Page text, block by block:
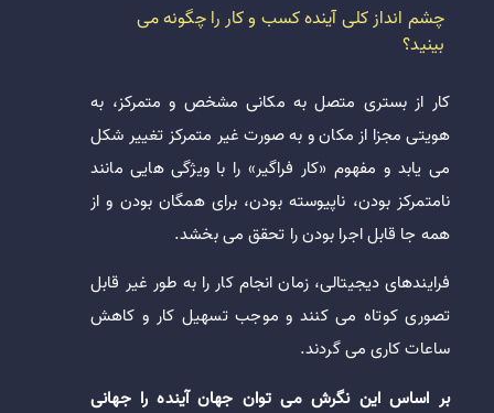
چشم انداز کلی آینده کسب و کار را چگونه می
بینید؟
کار از بستری متصل به مکانی مشخص و متمرکز، به
هویتی مجزا از مکان و به صورت غیر متمرکز تغییر شکل
می یابد و مفهوم «کار فراگیر» را با ویژگی هایی مانند
نامتمرکز بودن، ناپیوسته بودن، برای همگان بودن و از
همه جا قابل اجرا بودن را تحقق می بخشد.
فرایندهای دیجیتالی، زمان انجام کار را به طور غیر قابل
تصوری کوتاه می کنند و موجب تسهیل کار و کاهش
ساعات کاری می گردند.
بر اساس این نگرش می توان جهان آینده را جهانی